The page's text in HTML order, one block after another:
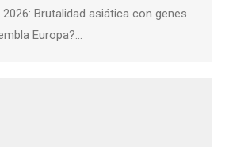
Brutalidad asiática con genes
Europa?…